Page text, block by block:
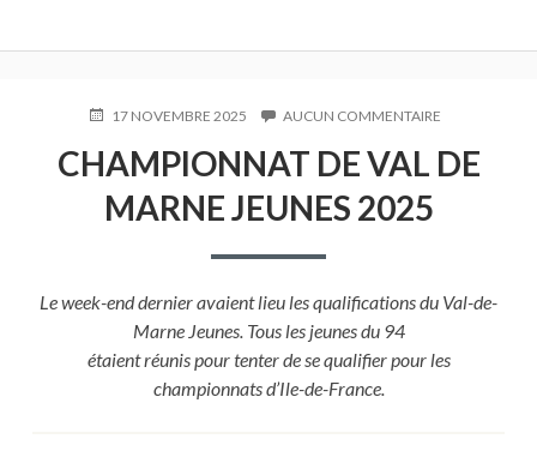
PUBLIÉ17 NOVEMBRE 2025 AUCUN COMMENTAIRE
DE
VAL
CHAMPIONNAT DE VAL DE
MARNE JEUNES 2025
Le week-end dernier avaient lieu les qualifications du Val-de-
Marne Jeunes. Tous les jeunes du 94
étaient réunis pour tenter de se qualifier pour les
championnats d’Ile-de-France.